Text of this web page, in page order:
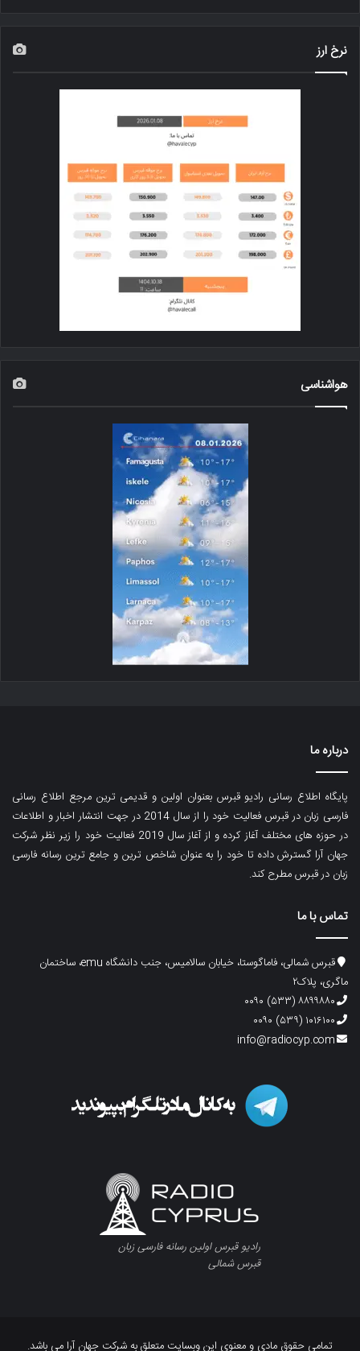
نرخ ارز
هواشناسی
درباره ما
پایگاه اطلاع رسانی رادیو قبرس بعنوان اولین و قدیمی ترین مرجع اطلاع رسانی
فارسی زبان در قبرس فعالیت خود را از سال 2014 در جهت انتشار اخبار و اطلاعات
در حوزه های مختلف آغاز کرده و از آغاز سال 2019 فعالیت خود را زیر نظر شرکت
جهان آرا گسترش داده تا خود را به عنوان شاخص ترین و جامع ترین رسانه فارسی
زبان در قبرس مطرح کند.
تماس با ما
قبرس شمالی، فاماگوستا، خیابان سالامیس، جنب دانشگاه emu، ساختمان
ماگری، پلاک۲
۸۸۹۹۸۸۰ (۵۳۳) ۰۰۹۰
۱۰۱۶۱۰۰ (۵۳۹) ۰۰۹۰
info@radiocyp.com
رادیو قبرس اولین رسانه فارسی زبان
قبرس شمالی
تمامی حقوق مادی و معنوی این وبسایت متعلق به شرکت جهان آرا می باشد.